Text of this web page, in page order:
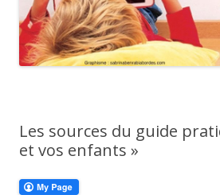
Les sources du guide
et vos enfants »